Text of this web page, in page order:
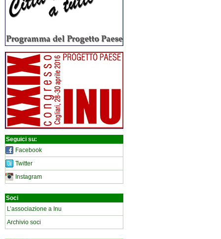
Seguici su:
Facebook
Twitter
Instagram
Soci
L’associazione a Inu
Archivio soci